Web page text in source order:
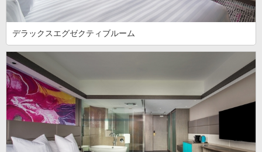
デラックスエグゼクティブルーム